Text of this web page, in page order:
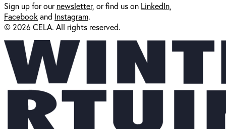
Sign up for ournewsletter, or find us on LinkedIn
Facebookand Instagram.
© 2026 CELA. All rights reserved.